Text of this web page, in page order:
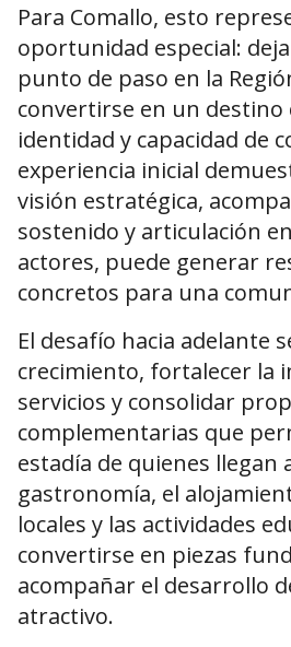
Para Comallo, esto
oportunidad especial:
punto de paso en la
convertirse en un destino
identidad y capacidad de
experiencia inicial
visión estratégica,
sostenido y articulación
actores, puede generar
concretos para una
El desafío hacia adelante
crecimiento, fortalecer la
servicios y consolidar
complementarias que
estadía de quienes llegan
gastronomía, el
locales y las actividades
convertirse en piezas
acompañar el desarrollo
atractivo.